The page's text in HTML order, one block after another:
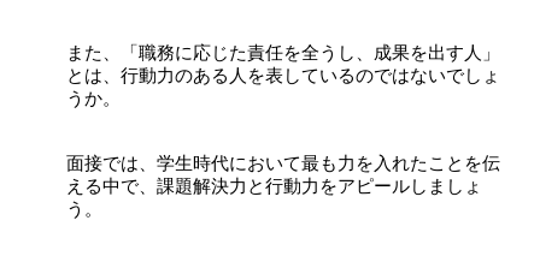
また、「職務に応じた責任を全うし、成果を出す人」
とは、行動力のある人を表しているのではないでしょ
うか。
面接では、学生時代において最も力を入れたことを伝
える中で、課題解決力と行動力をアピールしましょ
う。